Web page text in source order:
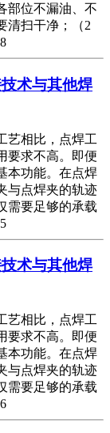
部位不漏油、不
清扫干净；（2
术与其他焊
艺相比，点焊工
要求不高。即便
本功能。在点焊
与点焊夹的轨迹
需要足够的承载
术与其他焊
艺相比，点焊工
要求不高。即便
本功能。在点焊
与点焊夹的轨迹
需要足够的承载